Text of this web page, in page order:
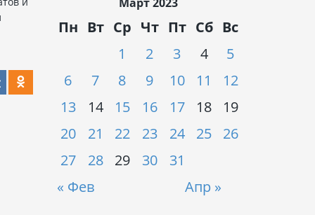
Пн Вт Ср Чт Пт Сб Вс
« Фев Апр »
1 2 3 4
5
6
7 8 9 10 11
12
13
14 15 16 17 18
19
20
21 22 23 24 25
26
27
28 29 30 31